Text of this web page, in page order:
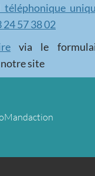
téléphonique
57 38 02
via le
site